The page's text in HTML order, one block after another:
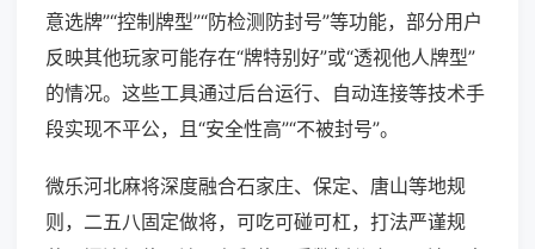
意选牌”“控制牌型”“防检测防封号”等功能，部分用户
反映其他玩家可能存在“牌特别好”或“透视他人牌型”
的情况。这些工具通过后台运行、自动连接等技术手
段实现不平公，且“安全性高”“不被封号”。
微乐河北麻将深度融合石家庄、保定、唐山等地规
则，二五八固定做将，可吃可碰可杠，打法严谨规